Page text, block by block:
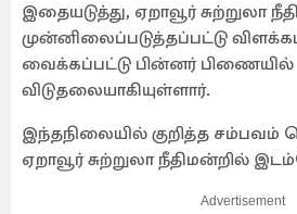
இதையடுத்து, ஏறாவூர் சுற்றுலா
முன்னிலைப்படுத்தப்பட்டு
வைக்கப்பட்டு பின்னர் பிணையில்
விடுதலையாகியுள்ளார்.
இந்தநிலையில் குறித்த சம்பவம்
ஏறாவூர் சுற்றுலா நீதிமன்றில்
Advertisement